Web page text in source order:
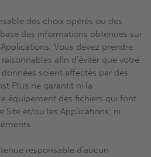
des choix opérés ou des
des informations obtenues sur
Vous devez prendre
afin d’éviter que votre
soient affectés par des
Plus ne garantit ni la
équipement des fichiers qui font
Site et/ou les Applications, ni
responsable d’aucun